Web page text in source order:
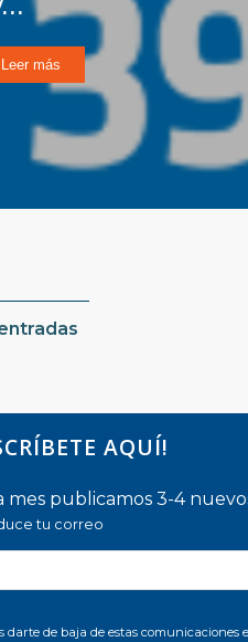
Leer más
AQUÍ!
mes publicamos 3-4
tu correo
darte de baja de estas comunicaciones